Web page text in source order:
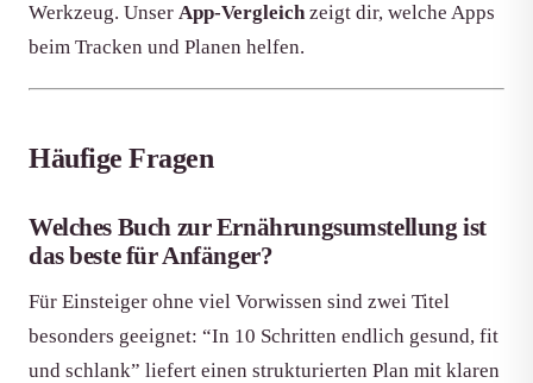
Werkzeug. Unser App-Vergleichzeigt dir, welche Apps
beim Tracken und Planen helfen.
Häufige Fragen
Welches Buch zur Ernährungsumstellung ist
das beste für Anfänger?
Für Einsteiger ohne viel Vorwissen sind zwei Titel
besonders geeignet: “In 10 Schritten endlich gesund, fit
und schlank” liefert einen strukturierten Plan mit klaren